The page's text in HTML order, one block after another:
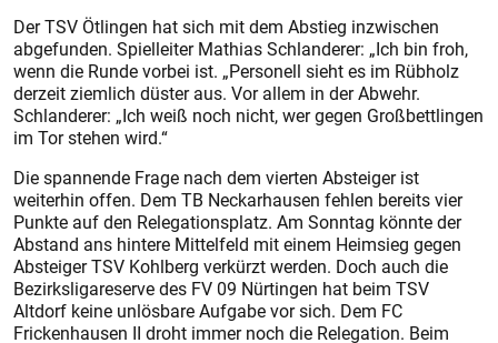
Der TSV Ötlingen hat sich mit dem Abstieg inzwischen
abgefunden. Spielleiter Mathias Schlanderer: „Ich bin froh,
wenn die Runde vorbei ist. „Personell sieht es im Rübholz
derzeit ziemlich düster aus. Vor allem in der Abwehr.
Schlanderer: „Ich weiß noch nicht, wer gegen Großbettlingen
im Tor stehen wird.“
Die spannende Frage nach dem vierten Absteiger ist
weiterhin offen. Dem TB Neckarhausen fehlen bereits vier
Punkte auf den Relegationsplatz. Am Sonntag könnte der
Abstand ans hintere Mittelfeld mit einem Heimsieg gegen
Absteiger TSV Kohlberg verkürzt werden. Doch auch die
Bezirksligareserve des FV 09 Nürtingen hat beim TSV
Altdorf keine unlösbare Aufgabe vor sich. Dem FC
Frickenhausen II droht immer noch die Relegation. Beim